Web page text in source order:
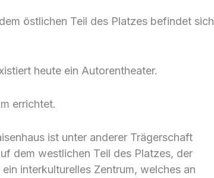
östlichen Teil des Platzes befindet sich
heute ein Autorentheater.
errichtet.
ist unter anderer Trägerschaft
dem westlichen Teil des Platzes, der
interkulturelles Zentrum, welches an